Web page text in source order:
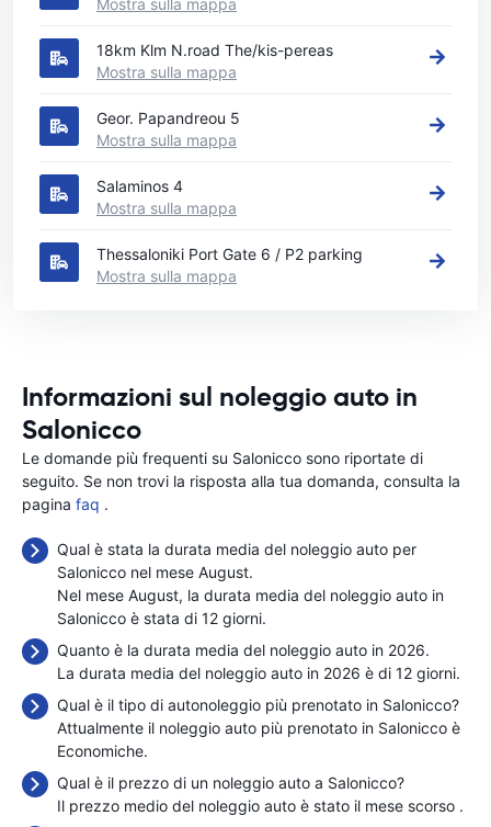
Mostra sulla mappa
18km Klm N.road The/kis-pereas
Mostra sulla mappa
Geor. Papandreou 5
Mostra sulla mappa
Salaminos 4
Mostra sulla mappa
Thessaloniki Port Gate 6 / P2 parking
Mostra sulla mappa
Informazioni sul noleggio auto in
Salonicco
Le domande più frequenti su Salonicco sono riportate di
seguito. Se non trovi la risposta alla tua domanda, consulta la
pagina faq .
Qual è stata la durata media del noleggio auto per
Salonicco nel mese August.
Nel mese August, la durata media del noleggio auto in
Salonicco è stata di 12 giorni.
Quanto è la durata media del noleggio auto in 2026.
La durata media del noleggio auto in 2026 è di 12 giorni.
Qual è il tipo di autonoleggio più prenotato in Salonicco?
Attualmente il noleggio auto più prenotato in Salonicco è
Economiche.
Qual è il prezzo di un noleggio auto a Salonicco?
Il prezzo medio del noleggio auto è stato il mese scorso .